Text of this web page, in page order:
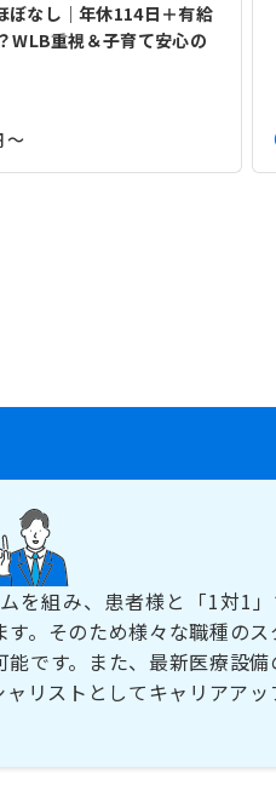
ぼなし｜年休114日＋有給
WLB重視＆子育て安心の
～
を組み、患者様と「1対1
。そのため様々な職種の
です。また、最新医療設
リストとしてキャリアア